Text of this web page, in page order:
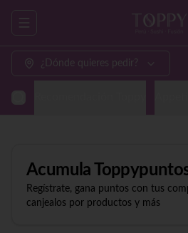
Abrir menu de navegación
¿Dónde quieres pedir?
Acumula
Regístrate, gana puntos con tus
canjealos por productos y más